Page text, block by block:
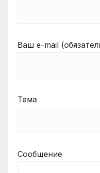
Ваш e-mail
Тема
Сообщение